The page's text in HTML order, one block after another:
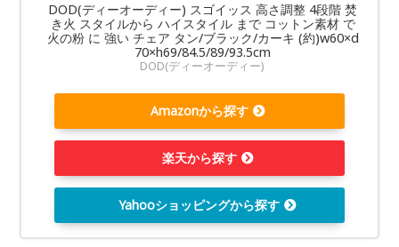
DOD(ディーオーディー) スゴイッス 高さ調整 4段階 焚
き火 スタイルから ハイスタイル まで コットン素材 で
火の粉 に 強い チェア タン/ブラック/カーキ (約)w60×d
70×h69/84.5/89/93.5cm
DOD(ディーオーディー)
Amazonから探す
楽天から探す
Yahooショッピングから探す